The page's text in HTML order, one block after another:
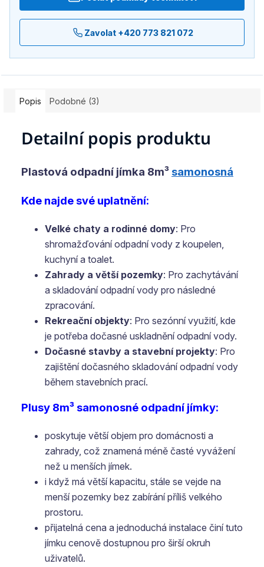
Zavolat +420 773 821 072
Popis Podobné (3)
Detailní popis produktu
Plastová odpadní jímka 8m³ samonosná
Kde najde své uplatnění:
Velké chaty a rodinné domy: Pro
shromažďování odpadní vody z koupelen,
kuchyní a toalet.
Zahrady a větší pozemky: Pro zachytávání
a skladování odpadní vody pro následné
zpracování.
Rekreační objekty: Pro sezónní využití, kde
je potřeba dočasné uskladnění odpadní vody.
Dočasné stavby a stavební projekty: Pro
zajištění dočasného skladování odpadní vody
během stavebních prací.
Plusy 8m³ samonosné odpadní jímky:
poskytuje větší objem pro domácnosti a
zahrady, což znamená méně časté vyvážení
než u menších jímek.
i když má větší kapacitu, stále se vejde na
menší pozemky bez zabírání příliš velkého
prostoru.
přijatelná cena a jednoduchá instalace činí tuto
jímku cenově dostupnou pro širší okruh
uživatelů.